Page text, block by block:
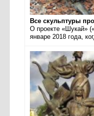
Все скульптуры
О проекте «Шукай»
январе 2018 года,